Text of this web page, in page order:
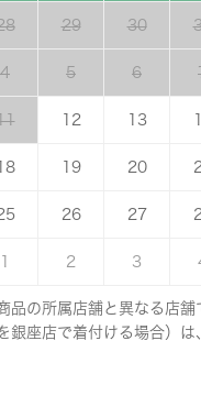
29 30
4 5 6
12 13
18 19 20
26 27
2 3
品の所属店舗と異なる店舗
銀座店で着付ける場合）は